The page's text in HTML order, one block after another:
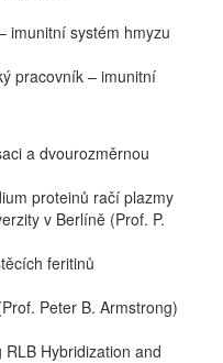
imunitní systém hmyzu
pracovník – imunitní
a dvourozměrnou
proteinů račí plazmy
v Berlíně (Prof. P.
feritinů
Peter B. Armstrong)
Hybridization and